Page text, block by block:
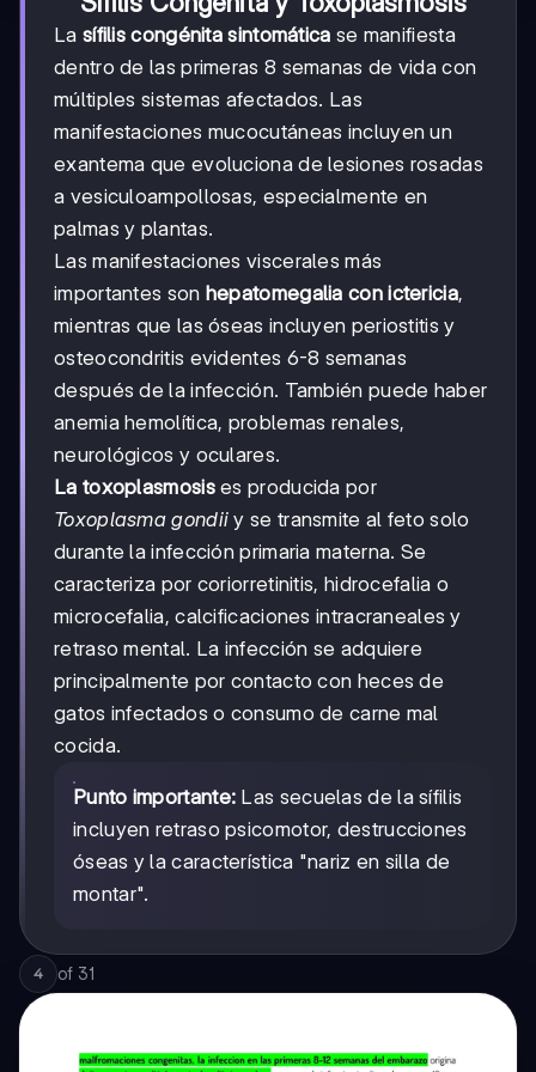
La sífilis congénita sintomática se manifiesta
dentro de las primeras 8 semanas de vida con
múltiples sistemas afectados. Las
manifestaciones mucocutáneas incluyen un
exantema que evoluciona de lesiones rosadas
a vesiculoampollosas, especialmente en
palmas y plantas.
Las manifestaciones viscerales más
importantes son hepatomegalia con ictericia,
mientras que las óseas incluyen periostitis y
osteocondritis evidentes 6-8 semanas
después de la infección. También puede haber
anemia hemolítica, problemas renales,
neurológicos y oculares.
La toxoplasmosises producida por
Toxoplasma gondii y se transmite al feto solo
durante la infección primaria materna. Se
caracteriza por coriorretinitis, hidrocefalia o
microcefalia, calcificaciones intracraneales y
retraso mental. La infección se adquiere
principalmente por contacto con heces de
gatos infectados o consumo de carne mal
cocida.
Punto importante: Las secuelas de la sífilis
incluyen retraso psicomotor, destrucciones
óseas y la característica "nariz en silla de
montar".
4 of 31